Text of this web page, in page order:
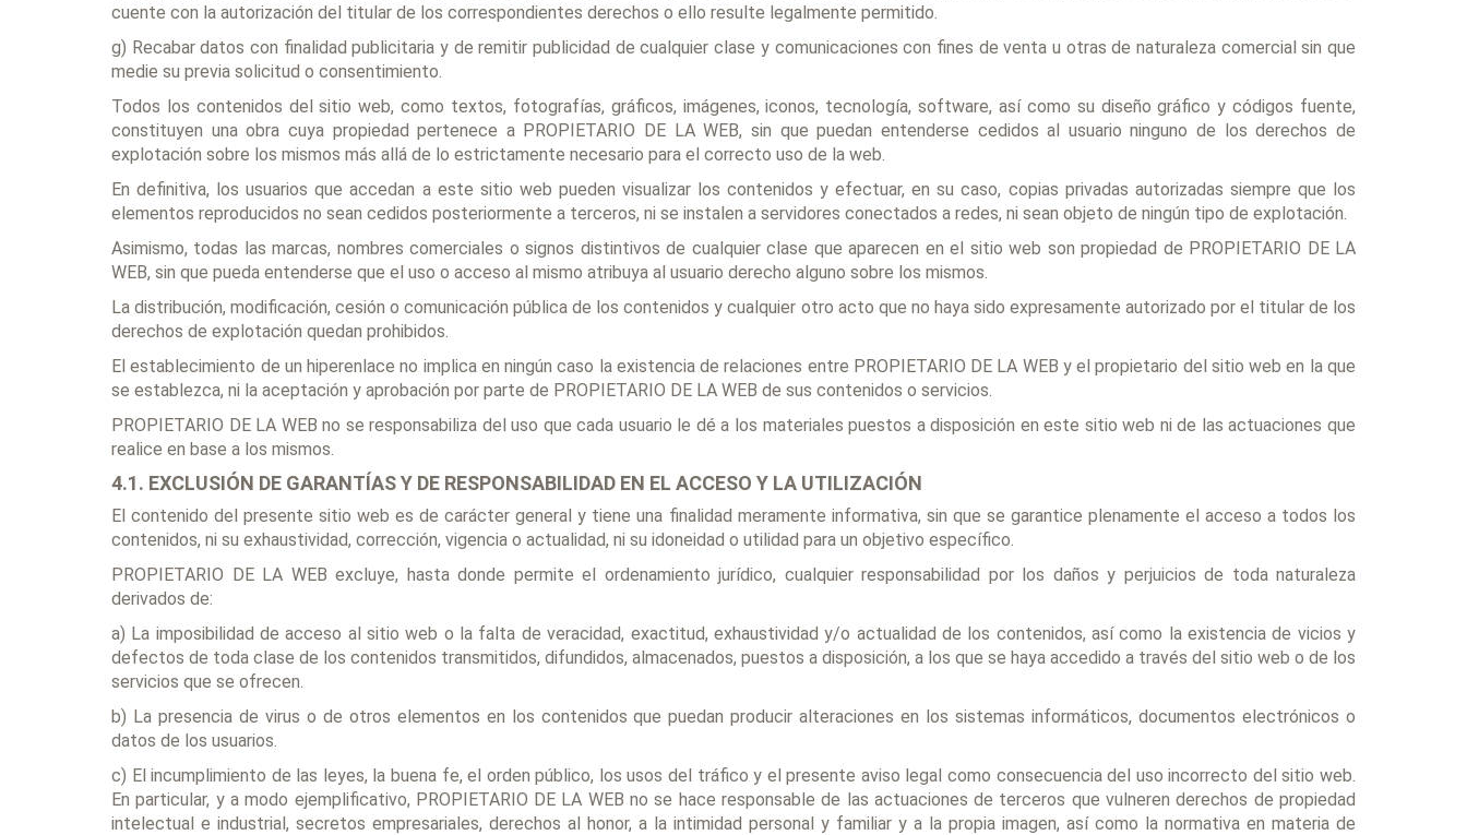
cuente con la autorización del titular de los correspondientes derechos o ello resulte legalmente permitido.
g) Recabar datos con finalidad publicitaria y de remitir publicidad de cualquier clase y comunicaciones con fines de venta u otras de naturaleza comercial sin que
medie su previa solicitud o consentimiento.
Todos los contenidos del sitio web, como textos, fotografías, gráficos, imágenes, iconos, tecnología, software, así como su diseño gráfico y códigos fuente,
constituyen una obra cuya propiedad pertenece a PROPIETARIO DE LA WEB, sin que puedan entenderse cedidos al usuario ninguno de los derechos de
explotación sobre los mismos más allá de lo estrictamente necesario para el correcto uso de la web.
En definitiva, los usuarios que accedan a este sitio web pueden visualizar los contenidos y efectuar, en su caso, copias privadas autorizadas siempre que los
elementos reproducidos no sean cedidos posteriormente a terceros, ni se instalen a servidores conectados a redes, ni sean objeto de ningún tipo de explotación.
Asimismo, todas las marcas, nombres comerciales o signos distintivos de cualquier clase que aparecen en el sitio web son propiedad de PROPIETARIO DE LA
WEB, sin que pueda entenderse que el uso o acceso al mismo atribuya al usuario derecho alguno sobre los mismos.
La distribución, modificación, cesión o comunicación pública de los contenidos y cualquier otro acto que no haya sido expresamente autorizado por el titular de los
derechos de explotación quedan prohibidos.
El establecimiento de un hiperenlace no implica en ningún caso la existencia de relaciones entre PROPIETARIO DE LA WEB y el propietario del sitio web en la que
se establezca, ni la aceptación y aprobación por parte de PROPIETARIO DE LA WEB de sus contenidos o servicios.
PROPIETARIO DE LA WEB no se responsabiliza del uso que cada usuario le dé a los materiales puestos a disposición en este sitio web ni de las actuaciones que
realice en base a los mismos.
4.1. EXCLUSIÓN DE GARANTÍAS Y DE RESPONSABILIDAD EN EL ACCESO Y LA UTILIZACIÓN
El contenido del presente sitio web es de carácter general y tiene una finalidad meramente informativa, sin que se garantice plenamente el acceso a todos los
contenidos, ni su exhaustividad, corrección, vigencia o actualidad, ni su idoneidad o utilidad para un objetivo específico.
PROPIETARIO DE LA WEB excluye, hasta donde permite el ordenamiento jurídico, cualquier responsabilidad por los daños y perjuicios de toda naturaleza
derivados de:
a) La imposibilidad de acceso al sitio web o la falta de veracidad, exactitud, exhaustividad y/o actualidad de los contenidos, así como la existencia de vicios y
defectos de toda clase de los contenidos transmitidos, difundidos, almacenados, puestos a disposición, a los que se haya accedido a través del sitio web o de los
servicios que se ofrecen.
b) La presencia de virus o de otros elementos en los contenidos que puedan producir alteraciones en los sistemas informáticos, documentos electrónicos o
datos de los usuarios.
c) El incumplimiento de las leyes, la buena fe, el orden público, los usos del tráfico y el presente aviso legal como consecuencia del uso incorrecto del sitio web.
En particular, y a modo ejemplificativo, PROPIETARIO DE LA WEB no se hace responsable de las actuaciones de terceros que vulneren derechos de propiedad
intelectual e industrial, secretos empresariales, derechos al honor, a la intimidad personal y familiar y a la propia imagen, así como la normativa en materia de